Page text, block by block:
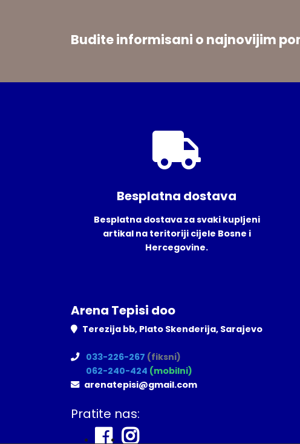
Budite informisani o najnovijim
Besplatna dostava
Besplatna dostava za svaki kupljeni
artikal na teritoriji cijele Bosne i
Hercegovine.
Arena Tepisi doo
Terezija bb, Plato Skenderija, Sarajevo
033-226-267 (fiksni)
062-240-424 (mobilni)
arenatepisi@gmail.com
Pratite nas: